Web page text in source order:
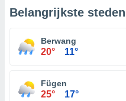
Belangrijkste steden
Berwang
20° 11°
Fügen
25° 17°